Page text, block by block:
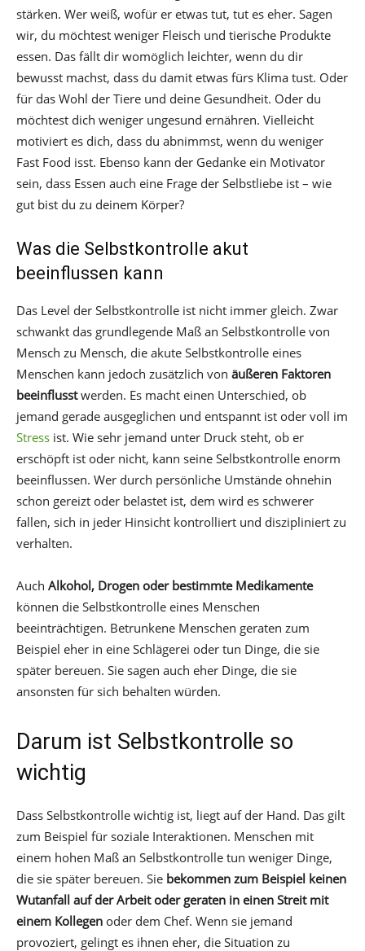
stärken. Wer weiß, wofür er etwas tut, tut es eher. Sagen
wir, du möchtest weniger Fleisch und tierische Produkte
essen. Das fällt dir womöglich leichter, wenn du dir
bewusst machst, dass du damit etwas fürs Klima tust. Oder
für das Wohl der Tiere und deine Gesundheit. Oder du
möchtest dich weniger ungesund ernähren. Vielleicht
motiviert es dich, dass du abnimmst, wenn du weniger
Fast Food isst. Ebenso kann der Gedanke ein Motivator
sein, dass Essen auch eine Frage der Selbstliebe ist – wie
gut bist du zu deinem Körper?
Was die Selbstkontrolle akut
beeinflussen kann
Das Level der Selbstkontrolle ist nicht immer gleich. Zwar
schwankt das grundlegende Maß an Selbstkontrolle von
Mensch zu Mensch, die akute Selbstkontrolle eines
Menschen kann jedoch zusätzlich von äußeren Faktoren
beeinflusstwerden. Es macht einen Unterschied, ob
jemand gerade ausgeglichen und entspannt ist oder voll im
Stress ist. Wie sehr jemand unter Druck steht, ob er
erschöpft ist oder nicht, kann seine Selbstkontrolle enorm
beeinflussen. Wer durch persönliche Umstände ohnehin
schon gereizt oder belastet ist, dem wird es schwerer
fallen, sich in jeder Hinsicht kontrolliert und diszipliniert zu
verhalten.
Auch Alkohol, Drogen oder bestimmte Medikamente
können die Selbstkontrolle eines Menschen
beeinträchtigen. Betrunkene Menschen geraten zum
Beispiel eher in eine Schlägerei oder tun Dinge, die sie
später bereuen. Sie sagen auch eher Dinge, die sie
ansonsten für sich behalten würden.
Darum ist Selbstkontrolle so
wichtig
Dass Selbstkontrolle wichtig ist, liegt auf der Hand. Das gilt
zum Beispiel für soziale Interaktionen. Menschen mit
einem hohen Maß an Selbstkontrolle tun weniger Dinge,
die sie später bereuen. Sie bekommen zum Beispiel keinen
Wutanfall auf der Arbeit oder geraten in einen Streit mit
einem Kollegen oder dem Chef. Wenn sie jemand
provoziert, gelingt es ihnen eher, die Situation zu